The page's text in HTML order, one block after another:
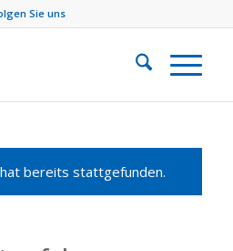
Sie uns
bereits stattgefunden.